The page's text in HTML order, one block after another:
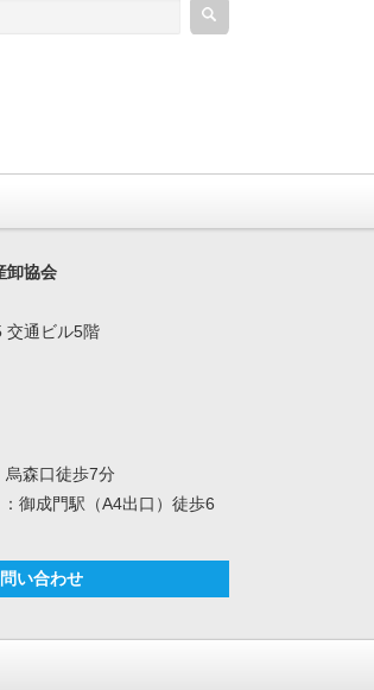
卸協会
交通ビル5階
烏森口徒歩7分
御成門駅（A4出口）徒歩6
い合わせ